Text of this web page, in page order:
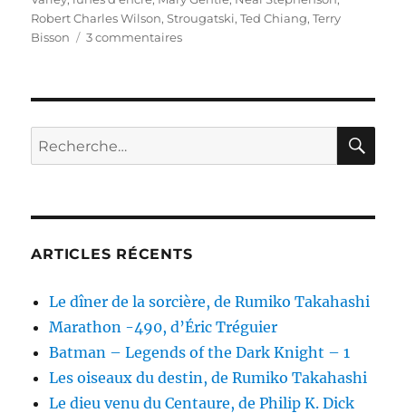
Robert Charles Wilson,Strougatski,Ted Chiang,Terry
Bisson
3 commentairessur
Recherche
pour :
ARTICLES RÉCENTS
Le dîner de la sorcière, de Rumiko Takahashi
Marathon -490, d’Éric Tréguier
Batman – Legends of the Dark Knight – 1
Les oiseaux du destin, de Rumiko Takahashi
Le dieu venu du Centaure, de Philip K. Dick